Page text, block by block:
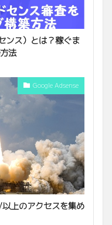
ンス）とは？稼ぐま
法
Google Adsense
上のアクセスを集め